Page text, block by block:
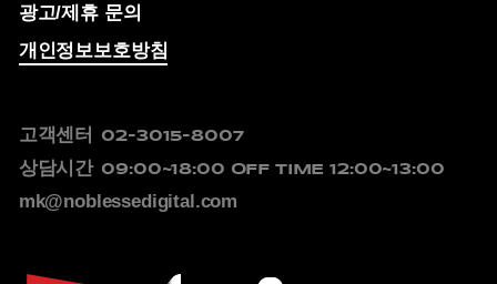
광고/제휴 문의
개인정보보호방침
고객센터 02-3015-8007
상담시간 09:00~18:00 OFF TIME 12:00~13:00
mk@noblessedigital.com